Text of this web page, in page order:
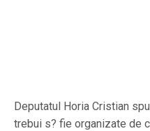
Deputatul Horia Cristian
trebui s? fie organizate de